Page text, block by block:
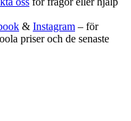
& Instagram – för
priser och de senaste